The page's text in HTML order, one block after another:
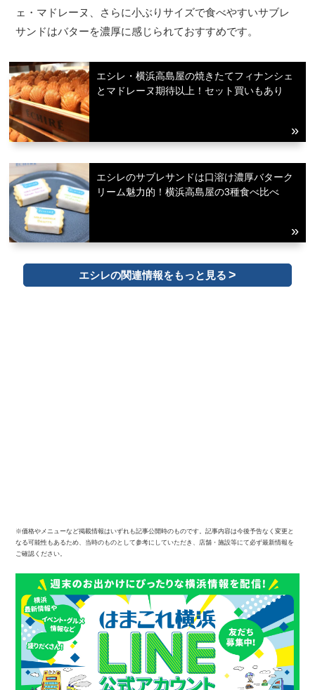
ェ・マドレーヌ、さらに小ぶりサイズで食べやすいサブレ
サンドはバターを濃厚に感じられておすすめです。
エシレ・横浜高島屋の焼きたてフィナンシェ
とマドレーヌ期待以上！セット買いもあり
エシレのサブレサンドは口溶け濃厚バターク
リーム魅力的！横浜高島屋の3種食べ比べ
エシレの関連情報をもっと見る
※価格やメニューなど掲載情報はいずれも記事公開時のものです。記事内容は今後予告なく変更と
なる可能性もあるため、当時のものとして参考にしていただき、店舗・施設等にて必ず最新情報を
ご確認ください。